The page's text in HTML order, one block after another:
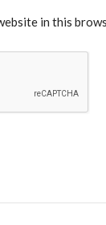
in this